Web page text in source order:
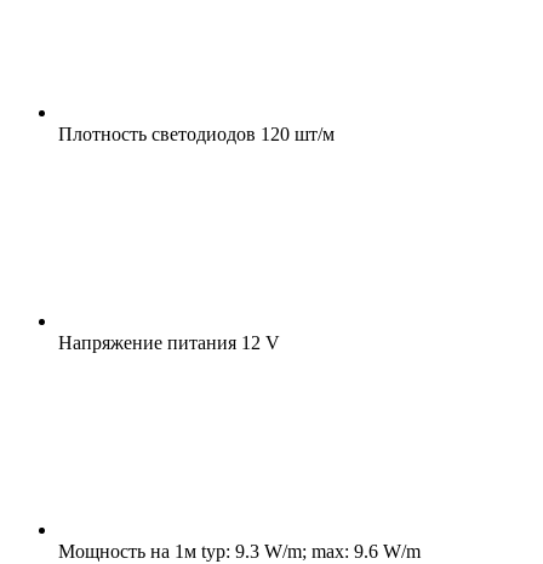
Плотность светодиодов 120 шт/м
Напряжение питания 12 V
Мощность на 1м typ: 9.3 W/m; max: 9.6 W/m